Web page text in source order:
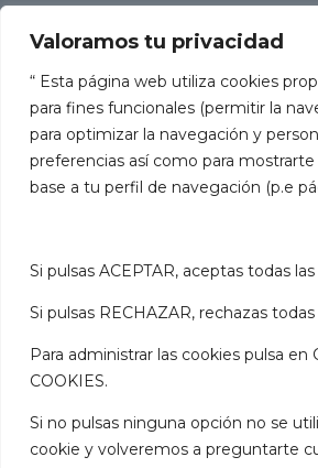
Valoramos tu privacidad
“ Esta página web utiliza cookies
para fines funcionales (permitir la
para optimizar la navegación y
preferencias así como para
base a tu perfil de navegación (p.e
Si pulsas ACEPTAR, aceptas todas
Si pulsas RECHAZAR, rechazas
Para administrar las cookies pulsa en
COOKIES.
Si no pulsas ninguna opción no se
cookie y volveremos a preguntarte

AVISO LEGAL
POLÍTICA DE